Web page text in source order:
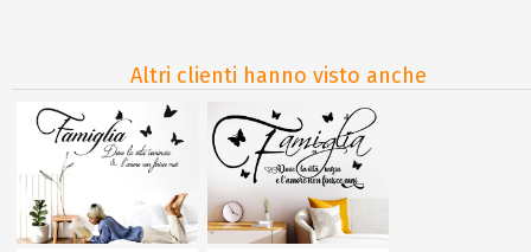
Altri clienti hanno visto anche